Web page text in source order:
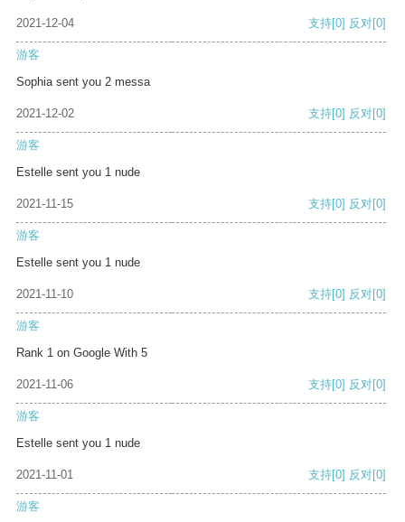
2021-12-04 支持[0] 反对[0]
游客
Sophia sent you 2 messa
2021-12-02 支持[0] 反对[0]
游客
Estelle sent you 1 nude
2021-11-15 支持[0] 反对[0]
游客
Estelle sent you 1 nude
2021-11-10 支持[0] 反对[0]
游客
Rank 1 on Google With 5
2021-11-06 支持[0] 反对[0]
游客
Estelle sent you 1 nude
2021-11-01 支持[0] 反对[0]
游客